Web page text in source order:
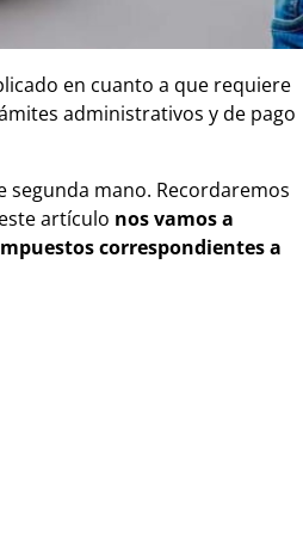
en cuanto a que requiere
administrativos y de pago
segunda mano. Recordaremos
artículo nos vamos a
correspondientes a